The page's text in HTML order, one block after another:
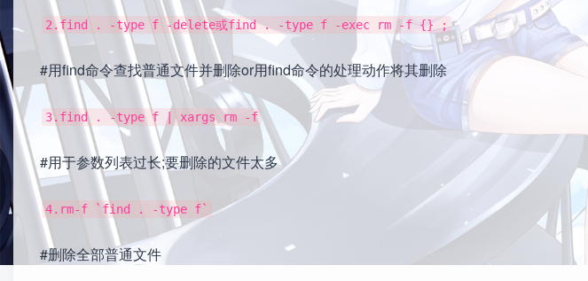
2.find . -type f -delete或find . -type f -exec rm -f {} ;
#用find命令查找普通文件并删除or用find命令的处理动作将其删除
3.find . -type f | xargs rm -f
#用于参数列表过长;要删除的文件太多
4.rm-f `find . -type f`
#删除全部普通文件